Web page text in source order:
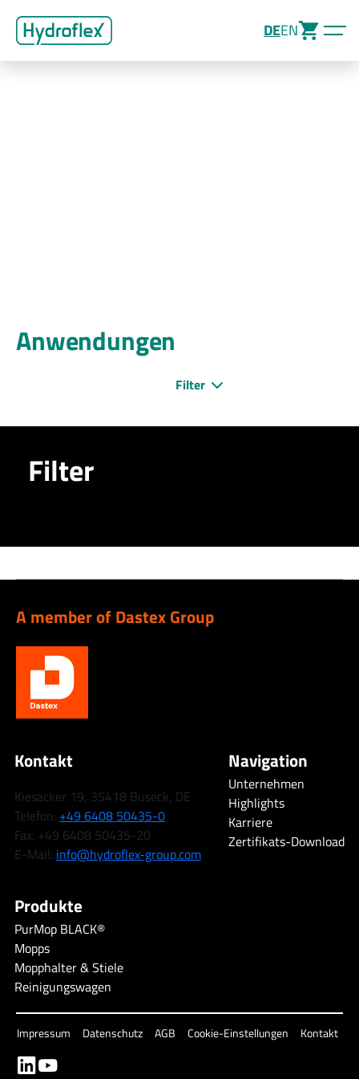
DEEN
Anwendungen
Filter
Filter
A member of Dastex Group
Kontakt
Kiesacker 19, 35418 Buseck, DE
Telefon: +49 6408 50435-0
Fax: +49 6408 50435-20
E-Mail: info@hydroflex-group.com
Navigation
Unternehmen
Highlights
Karriere
Zertifikats-Download
Produkte
PurMop BLACK®
Mopps
Mopphalter & Stiele
Reinigungswagen
Impressum Datenschutz AGB Cookie-Einstellungen Kontakt